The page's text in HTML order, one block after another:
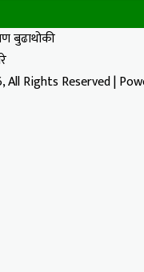
बुढाथोकी
Rights Reserved |